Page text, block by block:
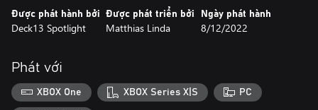
Được phát hành bởi
Deck13 Spotlight
Được phát triển bởi
Matthias Linda
Ngày phát hành
8/12/2022
Phát với
XBOX One XBOX Series X|S PC